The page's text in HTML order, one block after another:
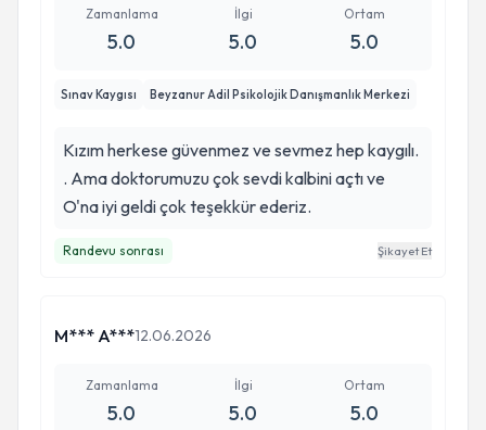
Zamanlama
5.0
İlgi
5.0
Ortam
5.0
Sınav Kaygısı Beyzanur Adil Psikolojik Danışmanlık Merkezi
Kızım herkese güvenmez ve sevmez hep kaygılı.
. Ama doktorumuzu çok sevdi kalbini açtı ve
O'na iyi geldi çok teşekkür ederiz.
Randevu sonrası Şikayet Et
M*** A***12.06.2026
Zamanlama
5.0
İlgi
5.0
Ortam
5.0